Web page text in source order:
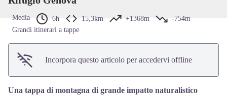
Media 6h 15,3km +1368m
-754m
Grandi itinerari a tappe
Incorpora questo articolo per accedervi offline
Una tappa di montagna di grande impatto naturalistico